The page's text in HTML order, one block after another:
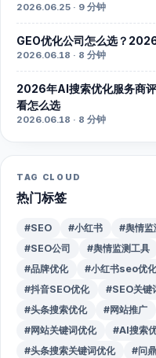
2026.06.25 · 9 分钟
GEO优化公司怎么选？
2026.06.18 · 8 分钟
2026年AI搜索优化服务商
看怎么选
2026.06.18 · 8 分钟
TAG CLOUD
热门标签
#SEO #小红书 #舆情监
#SEO公司
#舆情监测工具
#品牌优化
#小红书seo优
#抖音SEO优化
#SEO关键
#头条搜索优化
#网站推广
#网站关键词优化
#AI搜索
#头条搜索关键词优化
#问